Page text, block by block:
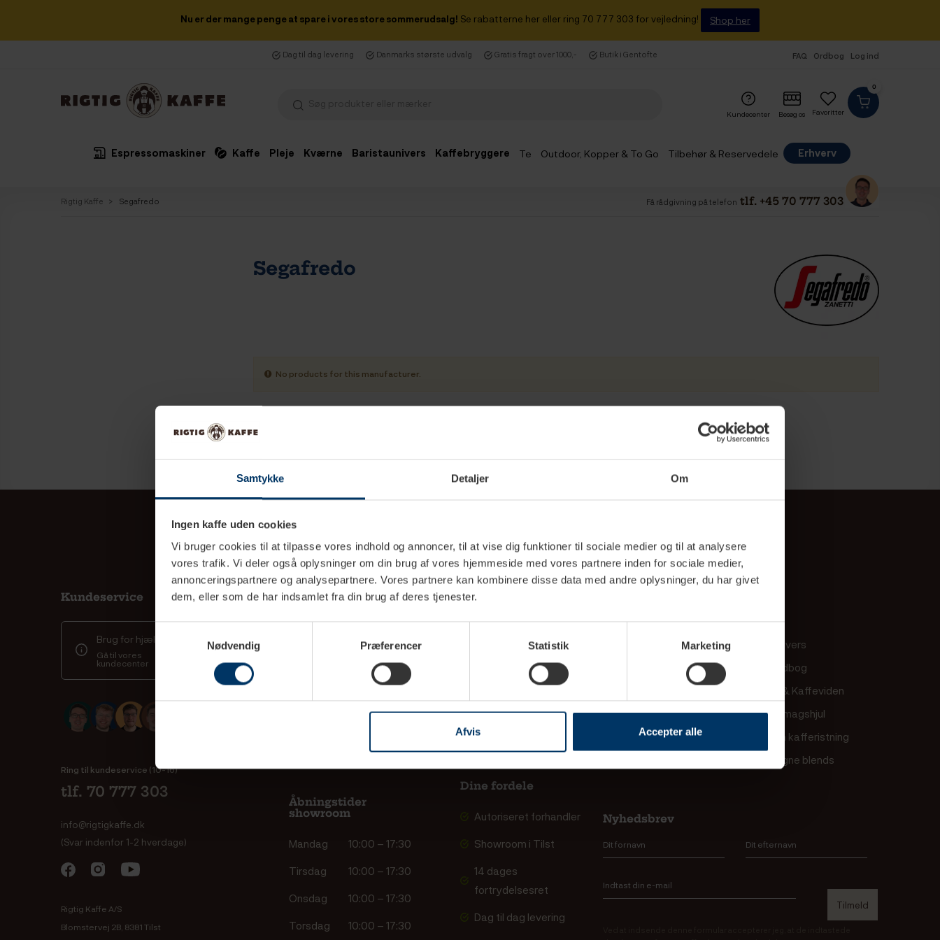
Samtykke Detaljer Om
Ingen kaffe uden cookies
Vi bruger cookies til at tilpasse vores indhold og annoncer, til at vise dig funktioner til sociale medier og til at analysere
vores trafik. Vi deler også oplysninger om din brug af vores hjemmeside med vores partnere inden for sociale medier,
annonceringspartnere og analysepartnere. Vores partnere kan kombinere disse data med andre oplysninger, du har givet
dem, eller som de har indsamlet fra din brug af deres tjenester.
Nødvendig
Præferencer Statistik Marketing
Afvis Accepter alle
Nu er der mange penge at spare i vores store sommerudsalg! Se rabatterne her eller ring 70 777 303 for vejledning! Shop her
Dag til dag levering Danmarks største udvalg Gratis fragt over 1000,- Butik i Gentofte FAQ Ordbog Log ind
0
Favoritter
Kundecenter Besøg os
Espressomaskiner Kaffe Pleje Kværne Baristaunivers Kaffebryggere Te Outdoor, Kopper & To Go Tilbehør & Reservedele
Erhverv
Rigtig Kaffe Segafredo Få rådgivning på telefon tlf. +45 70 777 303
Segafredo
No products for this manufacturer.
Kundeservice
Brug for hjælp?
Gå til vores
kundecenter
Ring til kundeservice (10-16)
tlf. 70 777 303
info@rigtigkaffe.dk
(Svar indenfor 1-2 hverdage)
Rigtig Kaffe A/S
Blomstervej 2B, 8381 Tilst
Information
Kontokunde ansøgning
Finansiering hos Rigtig
Salg- og
Åbningstider
showroom
Mandag
10:00 – 17:30
Tirsdag
10:00 – 17:30
Onsdag
10:00 – 17:30
Torsdag
10:00 – 17:30
Service
Serviceskema
Fortrydelsesformular
Transportskade
Brugermanualer
Vedligeholdelse
Dine fordele
Autoriseret forhandler
Showroom i Tilst
14 dages
fortrydelsesret
Dag til dag levering
Om Rigtig Kaffe
Vores showroom
Job
FAQ
Kaffeunivers
Kaffeordbog
Guides & Kaffeviden
Kaffe-smagshjul
Kend din kafferistning
Vores egne blends
Nyhedsbrev